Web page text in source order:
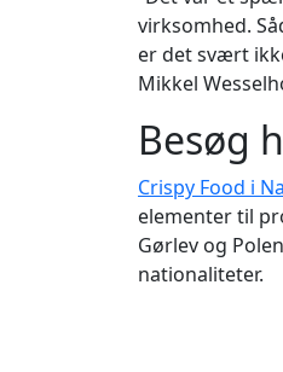
virksomhed.
er det svært
Mikkel
Besøg
Crispy Food i
elementer til
Gørlev og
nationaliteter.